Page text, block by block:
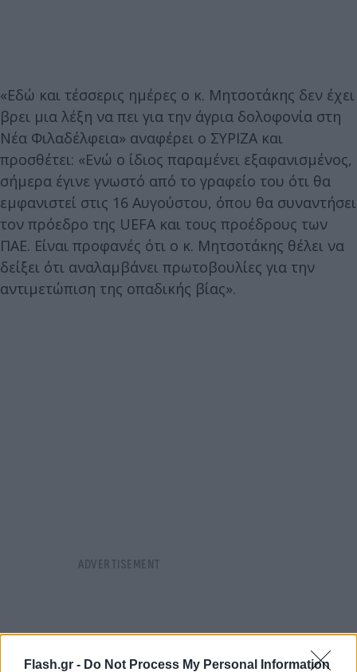
Flash.gr - Do Not Process My Personal Information
«Εδώ και τέσσερις ημέρες ο κ. Μητσοτάκης δεν έχει
βρει μια λέξη να πει για την άγρια δολοφονία στη
Νέα Φιλαδέλφεια» αναφέρει ο ΣΥΡΙΖΑ και
προσθέτει: «Ενώ ο ίδιος παραμένει εξαφανισμένος,
σήμερα έγινε γνωστό από το γραφείο του ότι θα
εμφανιστεί στις 16 Αυγούστου, όπου θα συναντήσει
τον πρόεδρο της UEFA και τους προέδρους των
ΠΑΕ. Είναι προφανές ότι ο κ. Μητσοτάκης θέλει να
δείξει ότι αναλαμβάνει πρωτοβουλίες για την
αντιμετώπιση της οπαδικής βίας».